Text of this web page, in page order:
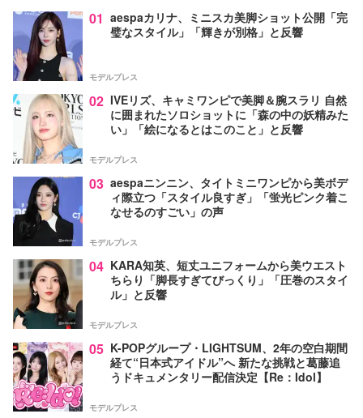
01 aespaカリナ、ミニスカ美脚ショット公開「完
璧なスタイル」「輝きが別格」と反響
モデルプレス
02 IVEリズ、キャミワンピで美脚＆腕スラリ 自然
に囲まれたソロショットに「森の中の妖精みた
い」「絵になるとはこのこと」と反響
モデルプレス
03 aespaニンニン、タイトミニワンピから美ボデ
ィ際立つ「スタイル良すぎ」「蛍光ピンク着こ
なせるのすごい」の声
モデルプレス
04 KARA知英、短丈ユニフォームから美ウエスト
ちらり「脚長すぎてびっくり」「圧巻のスタイ
ル」と反響
モデルプレス
05 K-POPグループ・LIGHTSUM、2年の空白期間
経て“日本式アイドル”へ 新たな挑戦と葛藤追
うドキュメンタリー配信決定【Re：Idol】
モデルプレス